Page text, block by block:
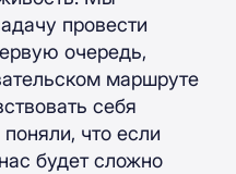
провести
очередь,
маршруте
себя
что если
будет сложно